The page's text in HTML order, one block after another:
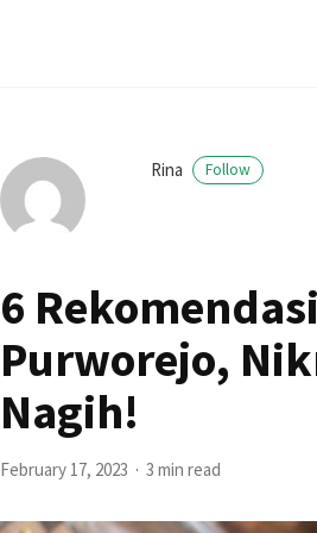
Rina Follow
6
Purworejo,
Nagih!
February 17, 2023 3 min read